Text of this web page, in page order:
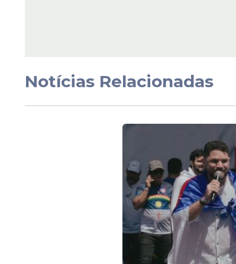
Veja Também
Com a entrega do novo trator e
ao homem e à mulher do campo,
desenvolvimento sustentável da
Notícias Relacionadas